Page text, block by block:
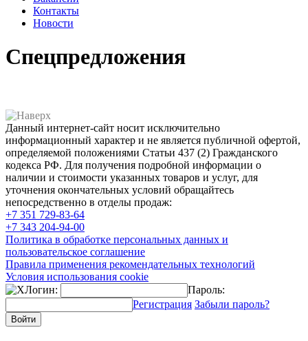
Контакты
Новости
Спецпредложения
Данный интернет-сайт носит исключительно
информационный характер и не является публичной офертой,
определяемой положениями Статьи 437 (2) Гражданского
кодекса РФ. Для получения подробной информации о
наличии и стоимости указанных товаров и услуг, для
уточнения окончательных условий обращайтесь
непосредственно в отделы продаж:
+7 351 729-83-64
+7 343 204-94-00
Политика в обработке персональных данных и
пользовательское соглашение
Правила применения рекомендательных технологий
Условия использования cookie
Логин:
Пароль:
Регистрация Забыли пароль?